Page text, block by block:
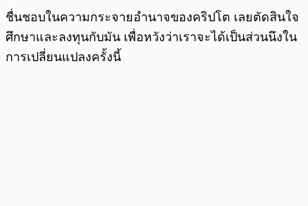
ชื่นชอบในความกระจายอำนาจของคริปโต เลยตัดสินใจ
ศึกษาและลงทุนกับมัน เพื่อหวังว่าเราจะได้เป็นส่วนนึงใน
การเปลี่ยนแปลงครั้งนี้